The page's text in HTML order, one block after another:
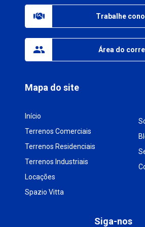
Mapa do site
Início
Terrenos Comerciais
Terrenos Residenciais
Terrenos Industriais
Locações
Spazio Vitta
Trabalhe
Área do
Siga-nos